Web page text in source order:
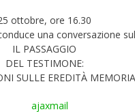
ottobre, ore 16.30
una conversazione
IL PASSAGGIO
DEL TESTIMONE:
SULLE EREDITÀ